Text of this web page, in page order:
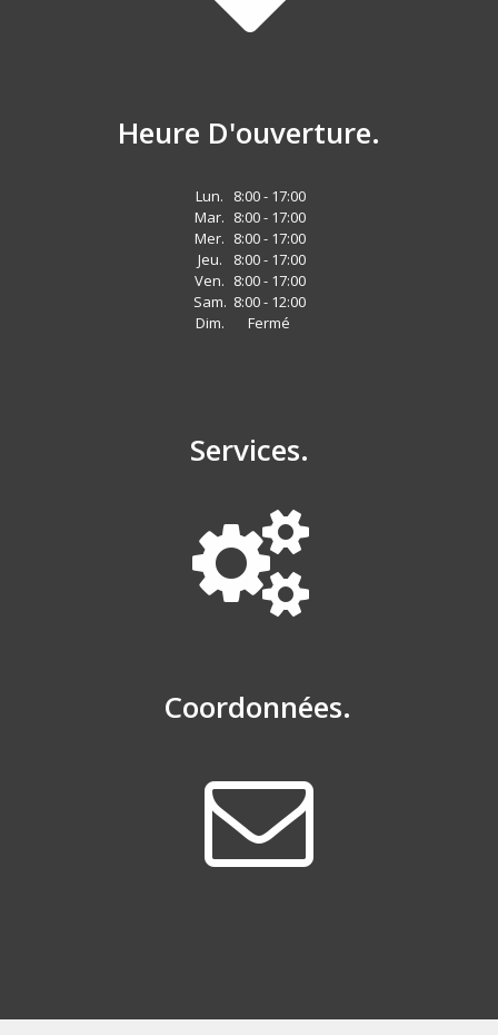
Heure D'ouverture.
Lun.
8:00 - 17:00
Mar. 8:00 - 17:00
Mer. 8:00 - 17:00
Jeu.
8:00 - 17:00
Ven. 8:00 - 17:00
Sam. 8:00 - 12:00
Dim.
Fermé
Services.
Coordonnées.